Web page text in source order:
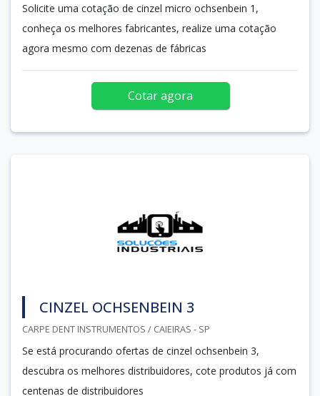
Solicite uma cotação de cinzel micro ochsenbein 1,
conheça os melhores fabricantes, realize uma cotação
agora mesmo com dezenas de fábricas
Cotar agora
CINZEL OCHSENBEIN 3
CARPE DENT INSTRUMENTOS / CAIEIRAS - SP
Se está procurando ofertas de cinzel ochsenbein 3,
descubra os melhores distribuidores, cote produtos já com
centenas de distribuidores